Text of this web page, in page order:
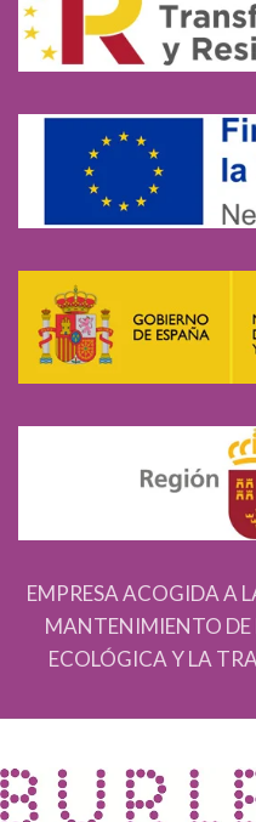
EMPRESA ACOGIDA A
MANTENIMIENTO DE
ECOLÓGICA Y LA